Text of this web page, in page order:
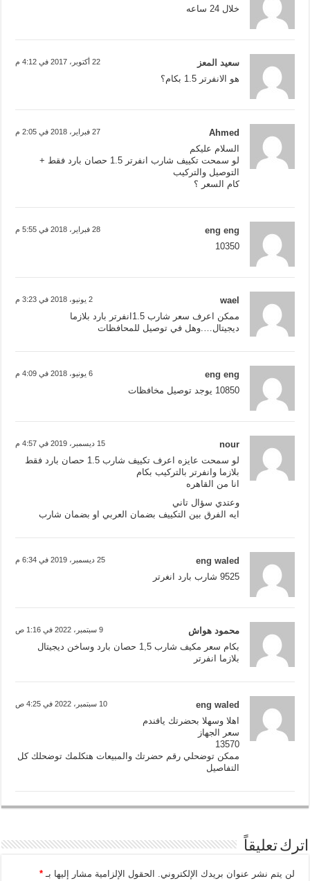
خلال 24 ساعه
سعيد المعز 22 أكتوبر، 2017 في 4:12 م
هو الانفرتر 1.5 بكام؟
Ahmed 27 فبراير، 2018 في 2:05 م
السلام عليكم
لو سمحت تكييف شارب انفرتر 1.5 حصان بارد فقط +
التوصيل والتركيب
كام السعر ؟
eng eng 28 فبراير، 2018 في 5:55 م
10350
wael 2 يونيو، 2018 في 3:23 م
ممكن اعرف سعر شارب 1.5انفرتر بارد بلازما
ديجيتال….وهل في توصيل للمحافظات
eng eng 6 يونيو، 2018 في 4:09 م
10850 يوجد توصيل مخافظات
nour 15 ديسمبر، 2019 في 4:57 م
لو سمحت عايزه اعرف تكييف شارب 1.5 حصان بارد فقط
بلازما وانفرتر بالتركيب بكام
انا من القاهره
وعتدي سؤال تاني
ايه الفرق بين التكييف بضمان العربي او بضمان شارب
eng waled 25 ديسمبر، 2019 في 6:34 م
9525 شارب بارد انغرتر
محمود هواش 9 سبتمبر، 2022 في 1:16 ص
بكام سعر مكيف شارب 1,5 حصان بارد وساخن ديجيتال
بلازما انفرتر
eng waled 10 سبتمبر، 2022 في 4:25 ص
اهلا وسهلا بحضرتك يافندم
سعر الجهاز
13570
ممكن توضحلي رقم حضرتك والمبيعات هتكلمك توضحلك كل
التفاصيل
اترك تعليقاً
لن يتم نشر عنوان بريدك الإلكتروني. الحقول الإلزامية مشار إليها بـ*